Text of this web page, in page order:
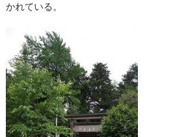
かれている。